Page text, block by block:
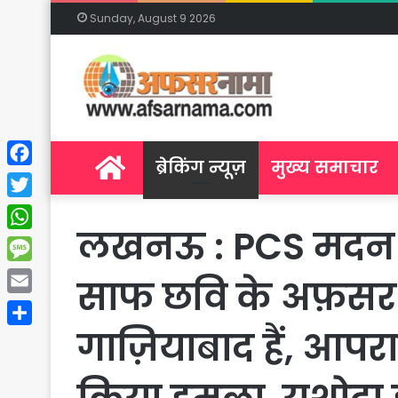
Sunday, August 9 2026
Homeब्रेकिंग न्यूज़ मुख्य समाचार
लखनऊ : PCS मदन
साफ छवि के अफ़सर
गाज़ियाबाद हैं,
Facebook
Twitter
WhatsApp
Message
Email